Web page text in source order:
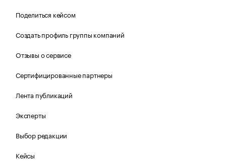
Поделиться кейсом
Создать профиль группы компаний
Отзывы о сервисе
Сертифицированные партнеры
Лента публикаций
Эксперты
Выбор редакции
Кейсы